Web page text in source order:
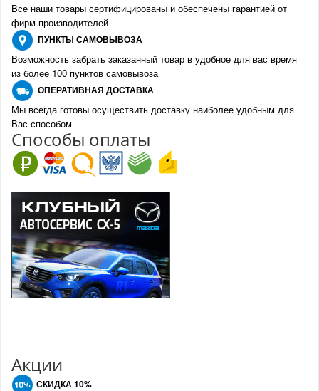
Все наши товары сертифицированы и обеспечены гарантией от
фирм-производителей
ПУНКТЫ САМОВЫВОЗА
Возможность забрать заказанный товар в удобное для вас время
из более 100 пунктов самовывоза
ОПЕРАТИВНАЯ ДОСТАВКА
Мы всегда готовы осуществить доставку наиболее удобным для
Вас способом
Способы оплаты
Акции
СКИДКА 10%